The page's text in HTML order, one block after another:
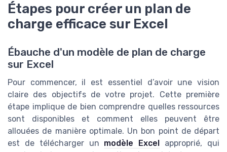
Étapes pour créer un plan de
charge efficace sur Excel
Ébauche d'un modèle de plan de charge
sur Excel
Pour commencer, il est essentiel d’avoir une vision
claire des objectifs de votre projet. Cette première
étape implique de bien comprendre quelles ressources
sont disponibles et comment elles peuvent être
allouées de manière optimale. Un bon point de départ
est de télécharger un modèle Excel approprié, qui